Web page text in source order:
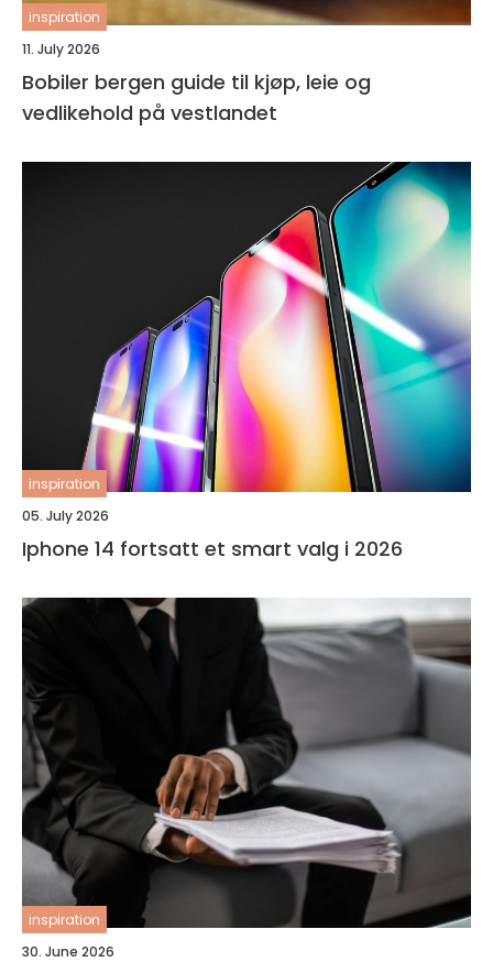
inspiration
11. July 2026
Bobiler bergen guide til kjøp, leie og
vedlikehold på vestlandet
inspiration
05. July 2026
Iphone 14 fortsatt et smart valg i 2026
inspiration
30. June 2026